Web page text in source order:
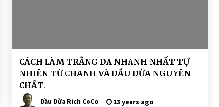
BÀI
VIẾT
DẦU
DỪA
DƯỠNG
DA
CÁCH LÀM TRẮNG DA NHANH NHẤT TỰ
NHIÊN TỪ CHANH VÀ DẦU DỪA NGUYÊN
CHẤT.
Dầu Dừa Rich CoCo 13 years ago